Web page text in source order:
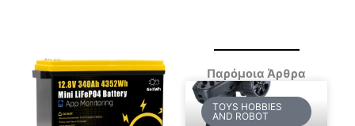
Παρόμοια Άρθρα
TOYS HOBBIES
AND ROBOT